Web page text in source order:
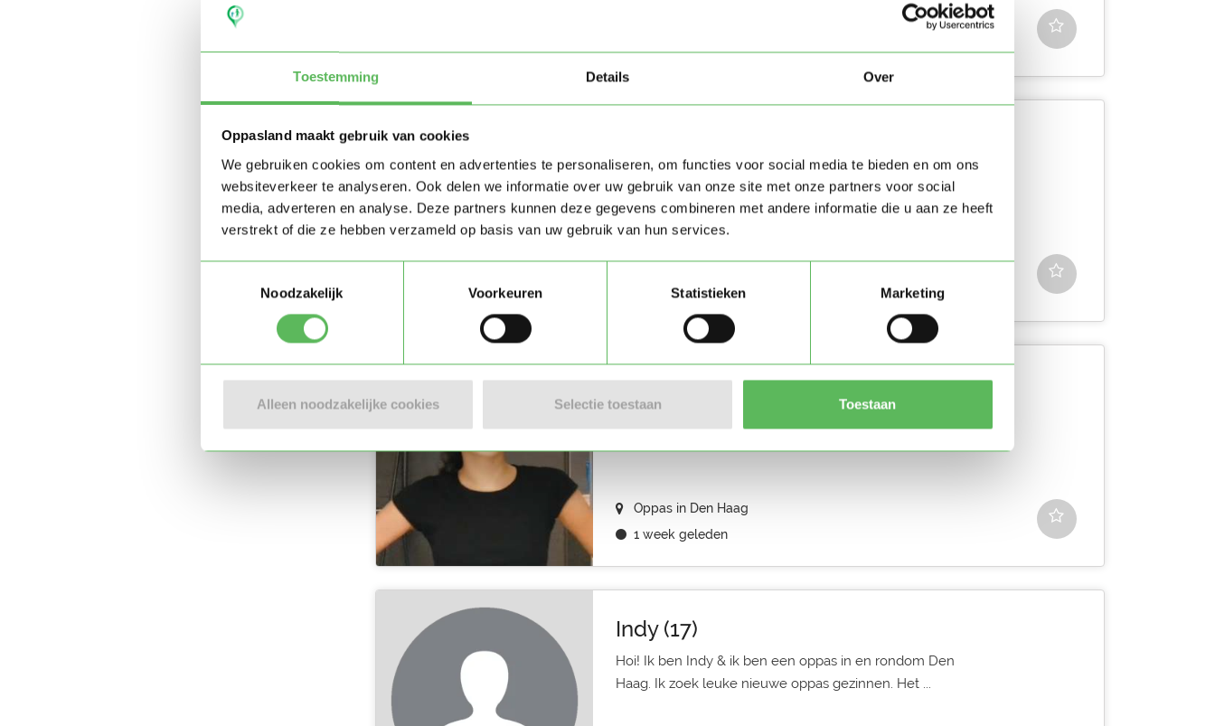
Toestemming Details Over
Oppasland maakt gebruik van cookies
We gebruiken cookies om content en advertenties te personaliseren, om functies voor social media te bieden en om ons
websiteverkeer te analyseren. Ook delen we informatie over uw gebruik van onze site met onze partners voor social
media, adverteren en analyse. Deze partners kunnen deze gegevens combineren met andere informatie die u aan ze heeft
verstrekt of die ze hebben verzameld op basis van uw gebruik van hun services.
Noodzakelijk
Voorkeuren Statistieken Marketing
Alleen noodzakelijke cookies Selectie toestaan Toestaan
Hi ouders die een oppas zoeken! Mijn naam is Abigail, maar
noem me maar Abby :). Ik ben 21 jaar en h...
Oppas in Den Haag
1 week geleden
Feline (14)
Oppas in Den Haag
1 week geleden
Indy (17)
Hoi! Ik ben Indy & ik ben een oppas in en rondom Den
Haag. Ik zoek leuke nieuwe oppas gezinnen. Het ...